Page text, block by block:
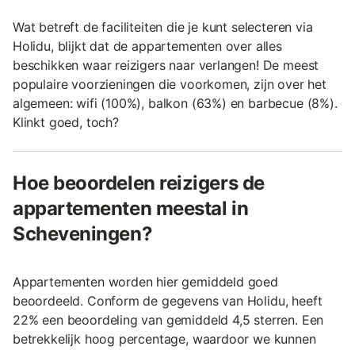
Wat betreft de faciliteiten die je kunt selecteren via
Holidu, blijkt dat de appartementen over alles
beschikken waar reizigers naar verlangen! De meest
populaire voorzieningen die voorkomen, zijn over het
algemeen: wifi (100%), balkon (63%) en barbecue (8%).
Klinkt goed, toch?
Hoe beoordelen reizigers de
appartementen meestal in
Scheveningen?
Appartementen worden hier gemiddeld goed
beoordeeld. Conform de gegevens van Holidu, heeft
22% een beoordeling van gemiddeld 4,5 sterren. Een
betrekkelijk hoog percentage, waardoor we kunnen